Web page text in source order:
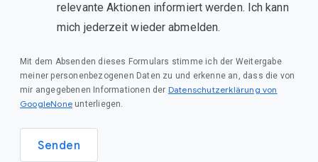
relevante Aktionen informiert werden. Ich kann
mich jederzeit wieder abmelden.
Mit dem Absenden dieses Formulars stimme ich der Weitergabe
meiner personenbezogenen Daten zu und erkenne an, dass die von
mir angegebenen Informationen der Datenschutzerklärung von
GoogleNone unterliegen.
Senden